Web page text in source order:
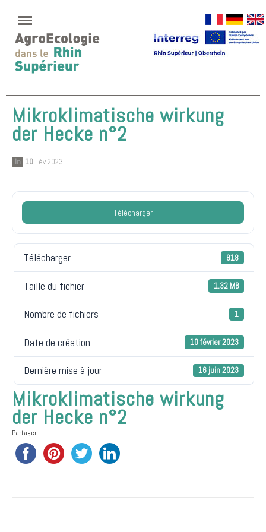
Mikroklimatische wirkung
der Hecke n°2
In 10 Fév 2023
Télécharger
Télécharger 818
Taille du fichier 1.32 MB
Nombre de fichiers 1
Date de création 10 février 2023
Dernière mise à jour 16 juin 2023
Mikroklimatische wirkung
der Hecke n°2
Partager...